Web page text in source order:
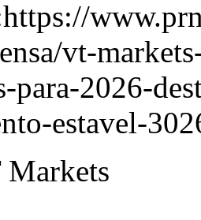
https://
vt-
para-2026-
estavel-